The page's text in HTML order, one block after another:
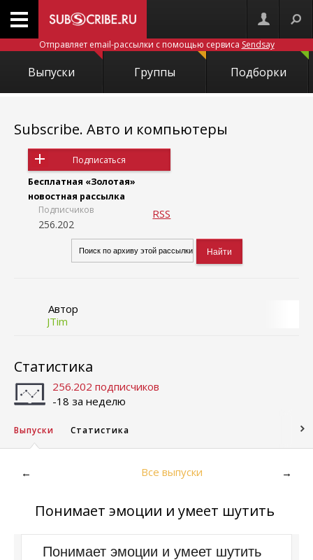
Отправляет email-рассылки с помощью сервиса Sendsay
Выпуски Группы Подборки
Subscribe. Авто и компьютеры
Подписаться
Бесплатная «Золотая»
новостная рассылка
Подписчиков
256.202
RSS
Автор
JTim
Статистика
256.202 подписчиков
-18 за неделю
Выпуски Статистика
← Все выпуски →
Понимает эмоции и умеет шутить
Понимает эмоции и умеет шутить